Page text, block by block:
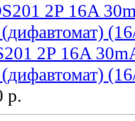
2P 16A
(дифавтомат)
р.